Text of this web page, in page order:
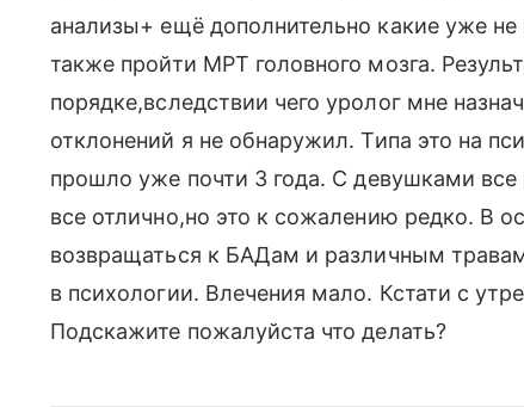
анализы+ ещё дополнительно какие уже
также пройти МРТ головного мозга.
порядке,вследствии чего уролог мне
отклонений я не обнаружил. Типа это на
прошло уже почти 3 года. С девушками
все отлично,но это к сожалению редко. В
возвращаться к БАДам и различным
в психологии. Влечения мало. Кстати с
Подскажите пожалуйста что делать?